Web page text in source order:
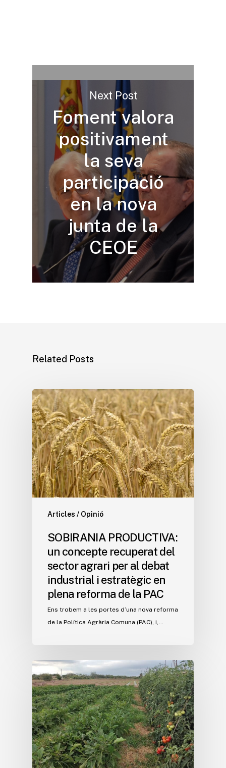
Next Post
Foment valora
positivament
la seva
participació
en la nova
junta de la
CEOE
Related Posts
Articles / Opinió
SOBIRANIA PRODUCTIVA:
un concepte recuperat del
sector agrari per al debat
industrial i estratègic en
plena reforma de la PAC
Ens trobem a les portes d’una nova reforma
de la Política Agrària Comuna (PAC), i,…